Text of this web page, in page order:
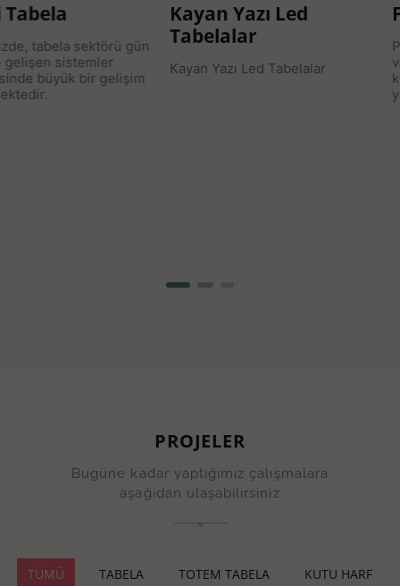
Kayan Yazı Led
Tabelalar
Kayan Yazı Led Tabelalar
Fotokopi & Renkli
Profesyonel Baskı: Ödev,
veya kurumsal
kusursuz baskı
PROJELER
Bugüne kadar yaptığımız çalışmalara
aşağıdan ulaşabilirsiniz
TÜMÜ TABELA TOTEM TABELA
KUTU HARF